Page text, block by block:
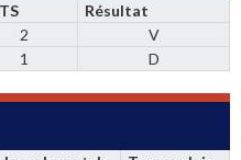
Résultat
2
V
1 D